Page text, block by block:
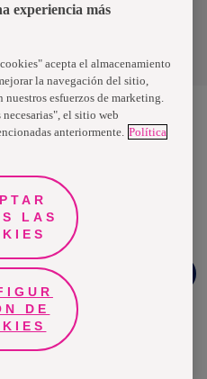
de datos
compañía global líder en
de personas, en todo el
bienestar en beneficio de
clientes y la sociedad en
150 países bajo las
Tork, así como otras marcas
Leukoplast, Libero, Libresse,
TOM Organic y Zewa. En
13 mil millones de
La sede de la compañía está
cotiza en Nasdaq Estocolmo.
.
experiencia más
acepta el almacenamiento
la navegación del sitio,
esfuerzos de marketing.
el sitio web
anteriormente. Política
LAS
DE